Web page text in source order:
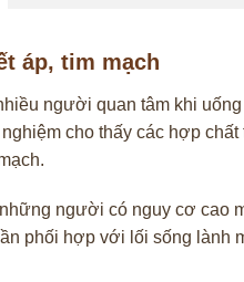
áp, tim mạch
người quan tâm khi
cho thấy các hợp
người có nguy cơ cao
phối hợp với lối sống